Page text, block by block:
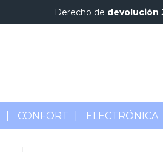
Derecho de devolución
CONFORT ELECTRÓNICA